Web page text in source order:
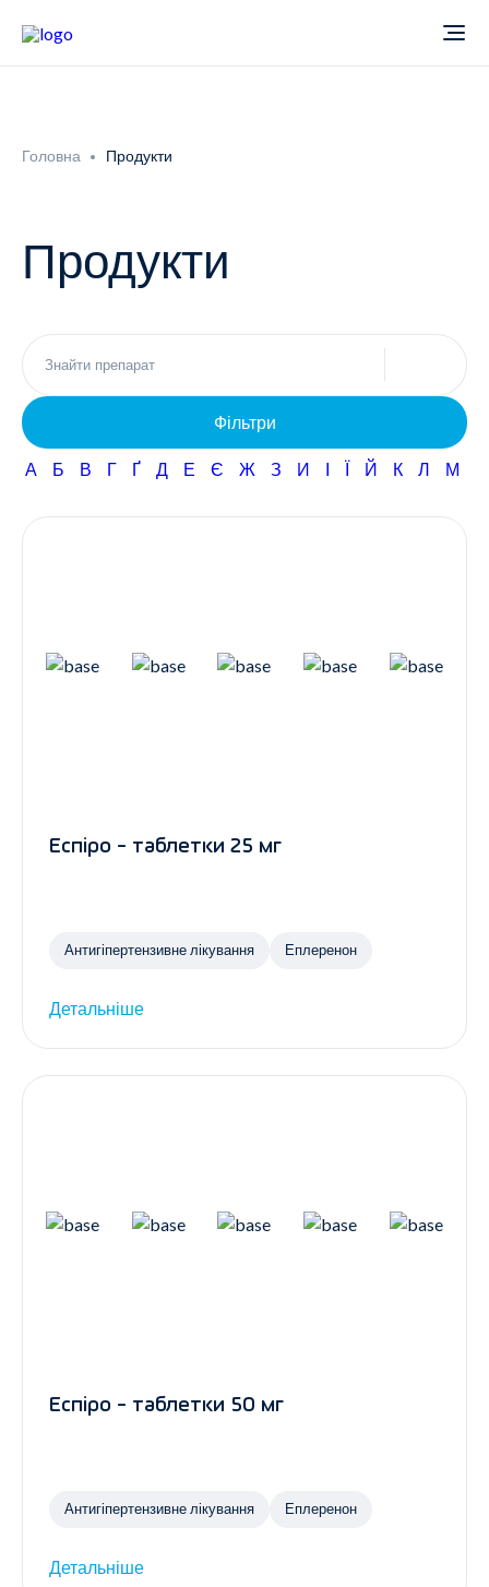
Новини
Неврологія
Фармаконагляд
Кар'єра
Головна Продукти
Продукти
Фільтри
А Б В Г Ґ Д Е Є Ж З И І Ї Й К Л М
Еспіро - таблетки 25 мг
Антигіпертензивне лікування Еплеренон
Детальніше
Еспіро - таблетки 50 мг
Антигіпертензивне лікування Еплеренон
Детальніше